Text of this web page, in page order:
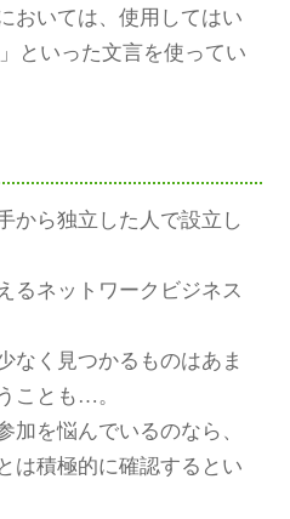
おいては、使用してはい
といった文言を使ってい
から独立した人で設立し
るネットワークビジネス
なく見つかるものはあま
ことも…。
加を悩んでいるのなら、
は積極的に確認するとい